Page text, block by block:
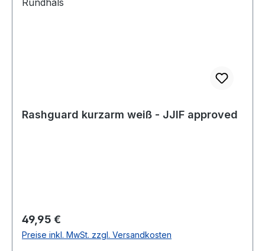
Rashguard kurzarm weiß - JJIF approved
Regulärer Preis:
49,95 €
Preise inkl. MwSt. zzgl. Versandkosten